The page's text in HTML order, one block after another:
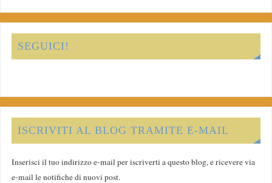
SEGUICI!
ISCRIVITI AL BLOG TRAMITE E-MAIL
Inserisci il tuo indirizzo e-mail per iscriverti a questo blog, e ricevere via
e-mail le notifiche di nuovi post.